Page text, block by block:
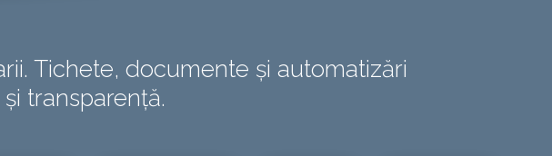
Tichete, documente și automatizări
transparență.